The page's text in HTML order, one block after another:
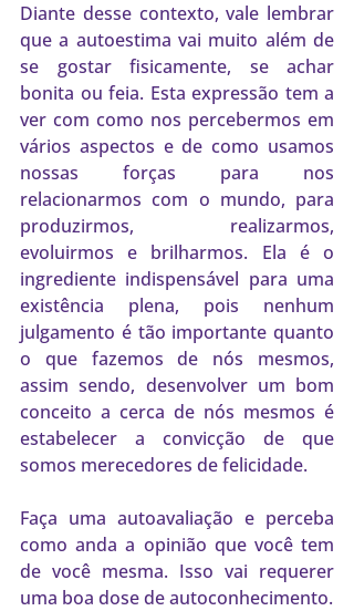
Diante desse contexto, vale lembrar
que a autoestima vai muito além de
se gostar fisicamente, se achar
bonita ou feia. Esta expressão tem a
ver com como nos percebermos em
vários aspectos e de como usamos
nossas forças para nos
relacionarmos com o mundo, para
produzirmos, realizarmos,
evoluirmos e brilharmos. Ela é o
ingrediente indispensável para uma
existência plena, pois nenhum
julgamento é tão importante quanto
o que fazemos de nós mesmos,
assim sendo, desenvolver um bom
conceito a cerca de nós mesmos é
estabelecer a convicção de que
somos merecedores de felicidade.
Faça uma autoavaliação e perceba
como anda a opinião que você tem
de você mesma. Isso vai requerer